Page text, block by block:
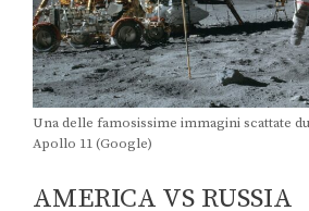
Una delle famosissime immagini scattate
Apollo 11 (Google)
AMERICA VS RUSSIA